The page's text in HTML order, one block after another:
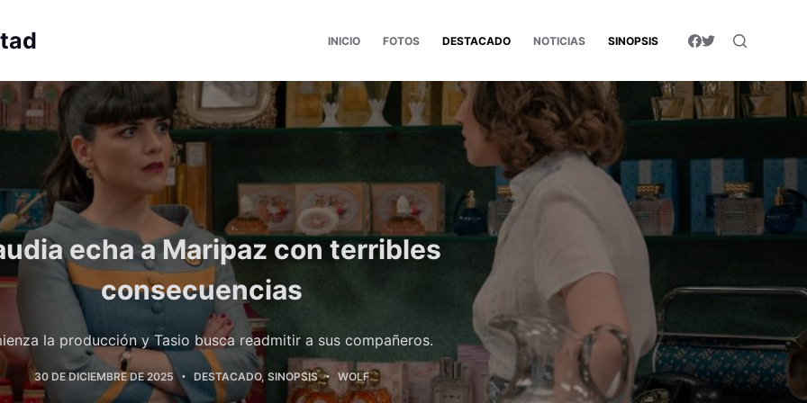
INICIO FOTOS DESTACADO NOTICIAS SINOPSIS
echa a Maripaz con terribles
consecuencias
la producción y Tasio busca readmitir a sus compañeros.
30 DE DICIEMBRE DE 2025 DESTACADO, SINOPSIS WOLF